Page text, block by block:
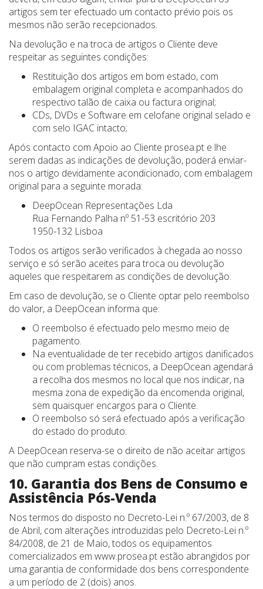
artigos sem ter efectuado um contacto prévio pois os
mesmos não serão recepcionados.
Na devolução e na troca de artigos o Cliente deve
respeitar as seguintes condições:
Restituição dos artigos em bom estado, com
embalagem original completa e acompanhados do
respectivo talão de caixa ou factura original;
CDs, DVDs e Software em celofane original selado e
com selo IGAC intacto;
Após contacto com Apoio ao Cliente prosea.pt e lhe
serem dadas as indicações de devolução, poderá enviar-
nos o artigo devidamente acondicionado, com embalagem
original para a seguinte morada:
DeepOcean Representações Lda
Rua Fernando Palha nº 51-53 escritório 203
1950-132 Lisboa
Todos os artigos serão verificados à chegada ao nosso
serviço e só serão aceites para troca ou devolução
aqueles que respeitarem as condições de devolução.
Em caso de devolução, se o Cliente optar pelo reembolso
do valor, a DeepOcean informa que:
O reembolso é efectuado pelo mesmo meio de
pagamento.
Na eventualidade de ter recebido artigos danificados
ou com problemas técnicos, a DeepOcean agendará
a recolha dos mesmos no local que nos indicar, na
mesma zona de expedição da encomenda original,
sem quaisquer encargos para o Cliente.
O reembolso só será efectuado após a verificação
do estado do produto.
A DeepOcean reserva-se o direito de não aceitar artigos
que não cumpram estas condições.
10. Garantia dos Bens de Consumo e
Assistência Pós-Venda
Nos termos do disposto no Decreto-Lei n.º 67/2003, de 8
de Abril, com alterações introduzidas pelo Decreto-Lei n.º
84/2008, de 21 de Maio, todos os equipamentos
comercializados em www.prosea.pt estão abrangidos por
uma garantia de conformidade dos bens correspondente
a um período de 2 (dois) anos.